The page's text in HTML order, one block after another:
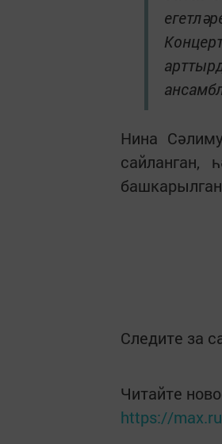
Нина
Следите за
Читайте
https://